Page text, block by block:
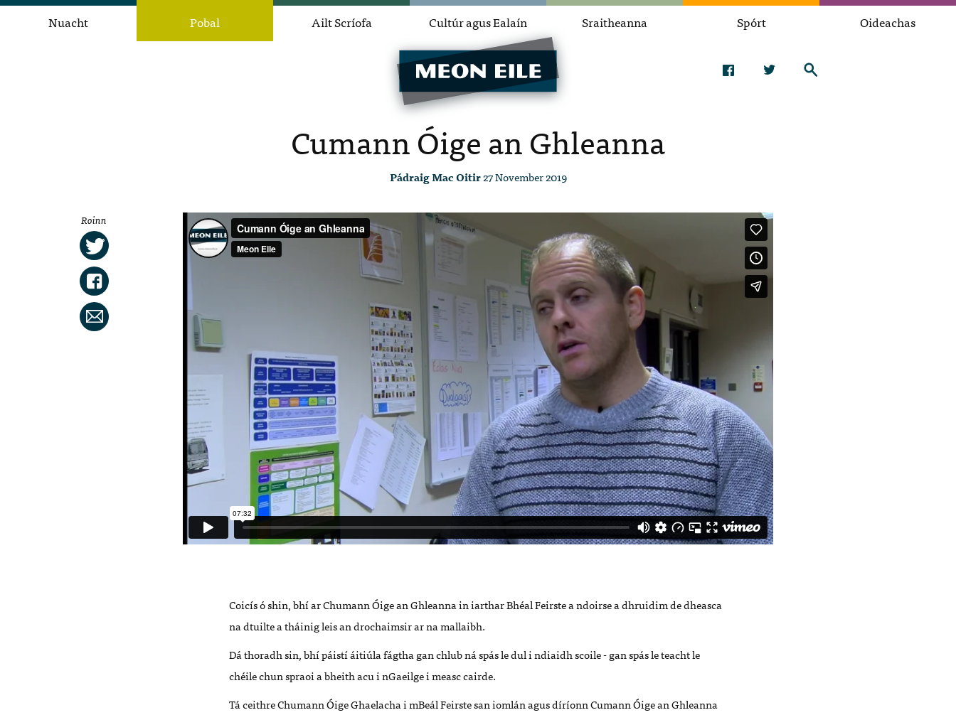
Nuacht Pobal Ailt Scríofa Cultúr agus Ealaín Sraitheanna Spórt Oideachas
Cumann Óige an Ghleanna
Pádraig Mac Oitir27 November 2019
Roinn
Coicís ó shin, bhí ar Chumann Óige an Ghleanna in iarthar Bhéal Feirste a ndoirse a dhruidim de dheasca
na dtuilte a tháinig leis an drochaimsir ar na mallaibh.
Dá thoradh sin, bhí páistí áitiúla fágtha gan chlub ná spás le dul i ndiaidh scoile - gan spás le teacht le
chéile chun spraoi a bheith acu i nGaeilge i measc cairde.
Tá ceithre Chumann Óige Ghaelacha i mBeál Feirste san iomlán agus díríonn Cumann Óige an Ghleanna